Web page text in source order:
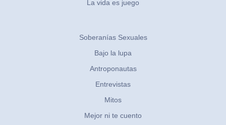
La vida es juego
Soberanías Sexuales
Bajo la lupa
Antroponautas
Entrevistas
Mitos
Mejor ni te cuento